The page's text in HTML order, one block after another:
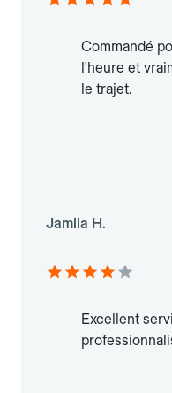
Commandé
l'heure et
le trajet.
Jamila H.
Excellent